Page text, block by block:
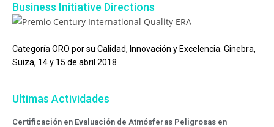
Business Initiative Directions
Categoría ORO por su Calidad, Innovación y Excelencia. Ginebra,
Suiza, 14 y 15 de abril 2018
Ultimas Actividades
Certificación en Evaluación de Atmósferas Peligrosas en